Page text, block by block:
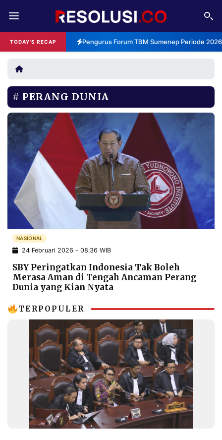
TODAY'S RECAP Pengurus Forum TBM Sumenep Periode
REDAKSI TENTANG
RESOLUSI IKLAN
RUBRIKASI
EDITORIAL AKSARA
FINANSIA PERSONA
DAERAH NASIONAL
MANCA SPORT
INFORMASI
PRIVACY
POLICY
BERITA
WARGA
INFORMASI
IKLAN
KIRIM
PENGADUAN TERM
OF
SERVICE
IKUTI
PERANG DUNIA
NASIONAL
24 Februari 2026 - 08:36 WIB
SBY Peringatkan Indonesia Tak Boleh
Merasa Aman di Tengah Ancaman Perang
Dunia yang Kian Nyata
TERPOPULER